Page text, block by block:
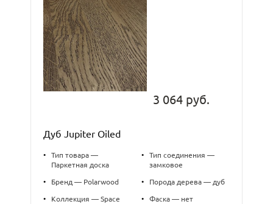
3 064 руб.
Дуб Jupiter Oiled
•
Тип товара —
Паркетная доска
• Бренд — Polarwood
•
Коллекция — Space
•
Тип соединения —
замковое
• Порода дерева — дуб
• Фаска — нет